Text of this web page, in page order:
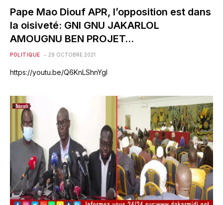
Pape Mao Diouf APR, l’opposition est dans
la oisiveté: GNI GNU JAKARLOL
AMOUGNU BEN PROJET…
POLITIQUE 29 OCTOBRE 2021
https://youtu.be/Q6KnLShnYgI